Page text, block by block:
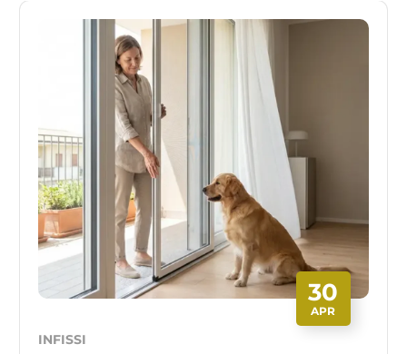
30
APR
INFISSI